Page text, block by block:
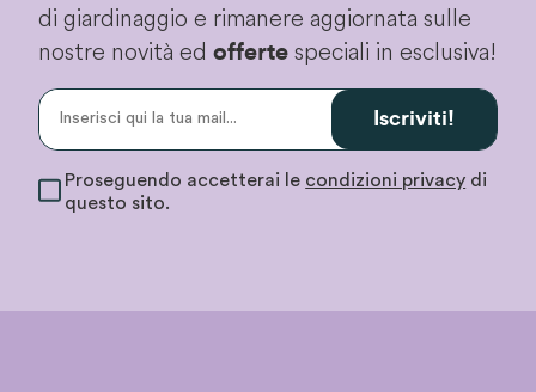
di giardinaggio e rimanere aggiornata sulle
nostre novità ed offerte speciali in esclusiva!
Iscriviti!
Proseguendo accetterai le condizioni privacy di
questo sito.